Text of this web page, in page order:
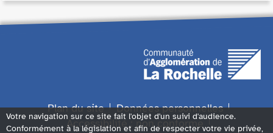
Plan du site
Données personnelles
Accessibilité : non conforme
Votre navigation sur ce site fait l'objet d'un suivi d'audience.
Conformément à la législation et afin de respecter votre vie privée,